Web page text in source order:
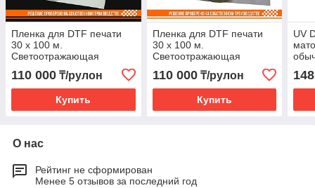
Пленка для DTF печати
30 х 100 м.
Светоотражающая
полноцветная
110 000 ₸/рулон
Купить
Пленка для DTF печати
30 х 100 м.
Светоотражающая
110 000₸/рулон
Купить
UV
О нас
Рейтинг не сформирован
Менее 5 отзывов за последний год